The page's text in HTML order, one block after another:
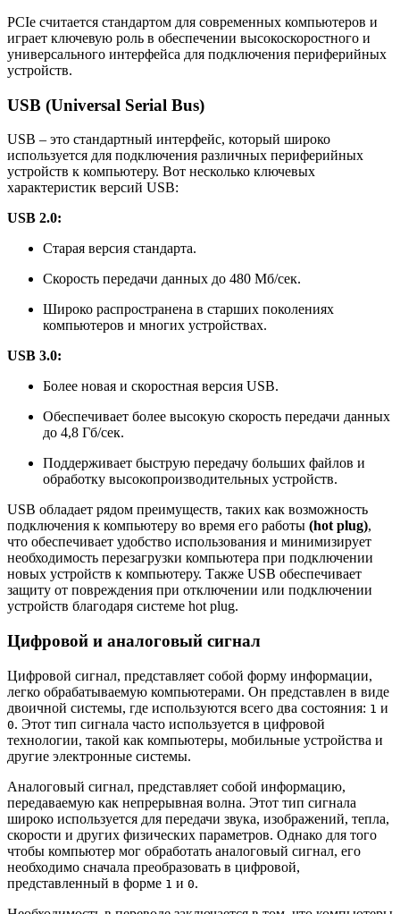
PCIe считается стандартом для современных компьютеров и
играет ключевую роль в обеспечении высокоскоростного и
универсального интерфейса для подключения периферийных
устройств.
USB (Universal Serial Bus)
USB – это стандартный интерфейс, который широко
используется для подключения различных периферийных
устройств к компьютеру. Вот несколько ключевых
характеристик версий USB:
USB 2.0:
Старая версия стандарта.
Скорость передачи данных до 480 Мб/сек.
Широко распространена в старших поколениях
компьютеров и многих устройствах.
USB 3.0:
Более новая и скоростная версия USB.
Обеспечивает более высокую скорость передачи данных
до 4,8 Гб/сек.
Поддерживает быструю передачу больших файлов и
обработку высокопроизводительных устройств.
USB обладает рядом преимуществ, таких как возможность
подключения к компьютеру во время его работы (hot plug),
что обеспечивает удобство использования и минимизирует
необходимость перезагрузки компьютера при подключении
новых устройств к компьютеру. Также USB обеспечивает
защиту от повреждения при отключении или подключении
устройств благодаря системе hot plug.
Цифровой и аналоговый сигнал
Цифровой сигнал, представляет собой форму информации,
легко обрабатываемую компьютерами. Он представлен в виде
двоичной системы, где используются всего два состояния: 1 и
0. Этот тип сигнала часто используется в цифровой
технологии, такой как компьютеры, мобильные устройства и
другие электронные системы.
Аналоговый сигнал, представляет собой информацию,
передаваемую как непрерывная волна. Этот тип сигнала
широко используется для передачи звука, изображений, тепла,
скорости и других физических параметров. Однако для того
чтобы компьютер мог обработать аналоговый сигнал, его
необходимо сначала преобразовать в цифровой,
представленный в форме 1 и 0.